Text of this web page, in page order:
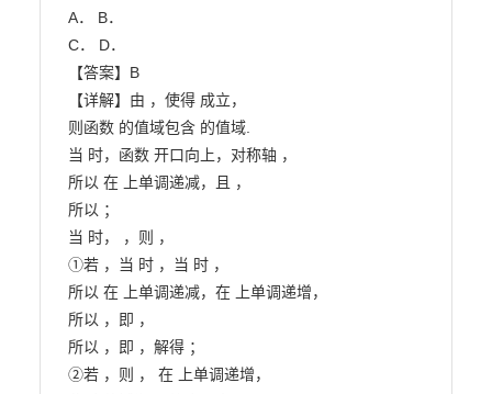
A． B．
C． D．
【答案】B
【详解】由 ，使得 成立，
则函数 的值域包含 的值域.
当 时，函数 开口向上，对称轴 ，
所以 在 上单调递减，且 ，
所以 ；
当 时， ，则 ，
①若 ，当 时 ，当 时 ，
所以 在 上单调递减，在 上单调递增，
所以 ，即 ，
所以 ，即 ，解得 ；
②若 ，则 ， 在 上单调递增，